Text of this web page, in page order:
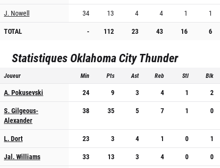
J. Nowell
34 13 4 4 1
1
TOTAL
- 112 23 43 16 6
Statistiques Oklahoma City Thunder
Joueur Min Pts Ast Reb Stl Blk
A. Pokusevski 24 9 3 4 1
2
S. Gilgeous-
Alexander
38 35 5 7 1 0
L. Dort 23 3 4 1 0
1
Jal. Williams
33 13 3 4 0
0